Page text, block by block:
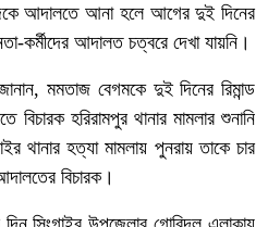
আদালতে আনা হলে আগের দুই দিনের
কর্মীদের আদালত চত্বরে দেখা যায়নি।
মমতাজ বেগমকে দুই দিনের রিমান্ড
হরিরামপুর থানার মামলার শুনানি
থানার হত্যা মামলায় পুনরায় তাকে চার
বিচারক।